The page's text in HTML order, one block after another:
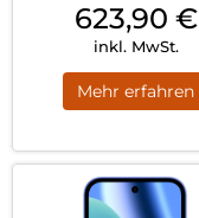
623,90 €
inkl. MwSt.
Mehr erfahren